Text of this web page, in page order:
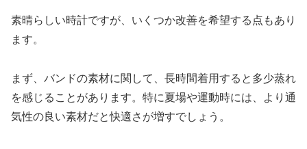
素晴らしい時計ですが、いくつか改善を希望する点もあり
ます。
まず、バンドの素材に関して、長時間着用すると多少蒸れ
を感じることがあります。特に夏場や運動時には、より通
気性の良い素材だと快適さが増すでしょう。